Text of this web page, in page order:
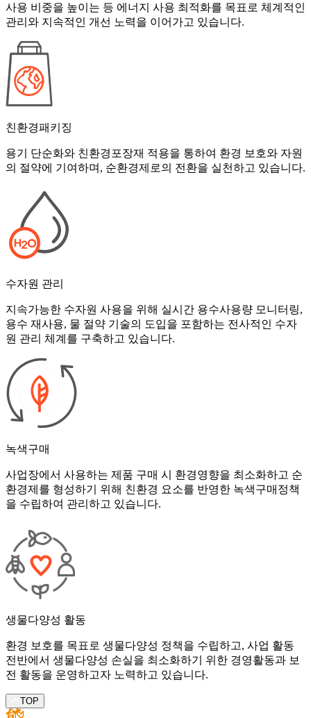
사용 비중을 높이는 등 에너지 사용 최적화를 목표로 체계적인
관리와 지속적인 개선 노력을 이어가고 있습니다.
친환경패키징
용기 단순화와 친환경포장재 적용을 통하여 환경 보호와 자원
의 절약에 기여하며, 순환경제로의 전환을 실천하고 있습니다.
수자원 관리
지속가능한 수자원 사용을 위해 실시간 용수사용량 모니터링,
용수 재사용, 물 절약 기술의 도입을 포함하는 전사적인 수자
원 관리 체계를 구축하고 있습니다.
녹색구매
사업장에서 사용하는 제품 구매 시 환경영향을 최소화하고 순
환경제를 형성하기 위해 친환경 요소를 반영한 녹색구매정책
을 수립하여 관리하고 있습니다.
생물다양성 활동
환경 보호를 목표로 생물다양성 정책을 수립하고, 사업 활동
전반에서 생물다양성 손실을 최소화하기 위한 경영활동과 보
전 활동을 운영하고자 노력하고 있습니다.
TOP